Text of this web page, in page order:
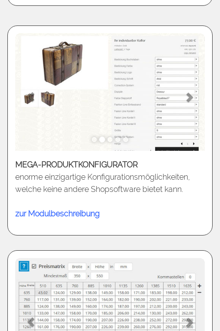
MEGA-PRODUKTKONFIGURATOR
enorme einzigartige Konfigurationsmöglichkeiten,
welche keine andere Shopsoftware bietet kann.
zur Modulbeschreibung